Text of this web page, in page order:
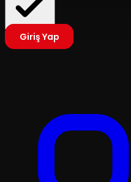
Giriş Yap